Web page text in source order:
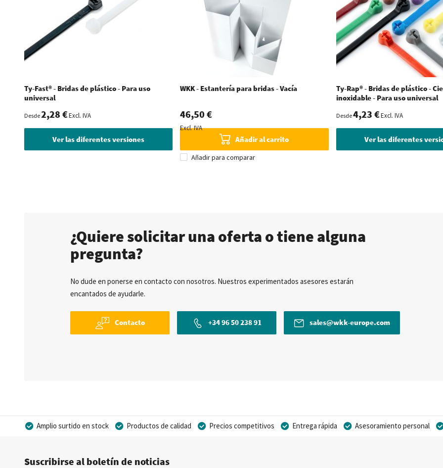
Ty-Fast® - Bridas de plástico - Para uso
universal
Desde2,28 €Excl. IVA
Ver las diferentes versiones
WKK - Estantería para bridas - Vacía
46,50 €
Excl. IVA
Añadir al carrito
Añadir para comparar
Ty-Rap® - Bridas de plástico -
inoxidable - Para uso universal
Desde4,23 €Excl. IVA
Ver las diferentes
¿Quiere solicitar una oferta o tiene alguna
pregunta?
No dude en ponerse en contacto con nosotros. Nuestros experimentados asesores estarán
encantados de ayudarle.
Contacto +34 96 50 238 91 sales@wkk-europe.com
Amplio surtido en stock Productos de calidad Precios competitivos Entrega rápida
Asesoramiento personal
Suscribirse al boletín de noticias